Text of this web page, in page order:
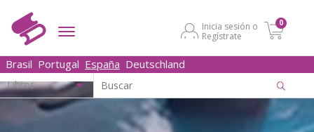
Inicia sesión o
Regístrate
0
Brasil Portugal España Deutschland